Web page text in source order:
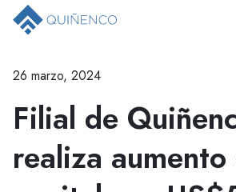
26 marzo, 2024
Filial de
realiza aumento